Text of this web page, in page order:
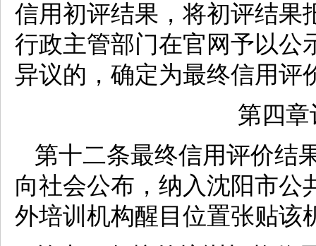
信用初评结果，将初评结果
行政主管部门在官网予以公
异议的，确定为最终信用评
第四
第十二条最终信用评价结
向社会公布，纳入沈阳市公
外培训机构醒目位置张贴该